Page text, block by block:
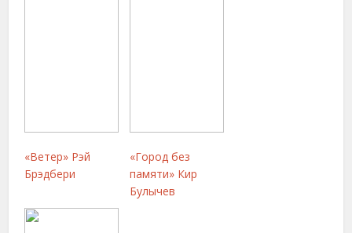
«Ветер» Рэй
Брэдбери
«Город без
памяти» Кир
Булычев